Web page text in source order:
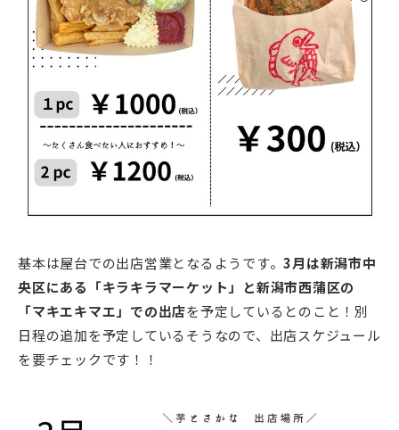
基本は屋台での出店営業となるようです。3月は新潟市中
央区にある「キラキラマーケット」と新潟市西蒲区の
「マキエキマエ」での出店を予定しているとのこと！別
日程の追加を予定しているそうなので、出店スケジュール
を要チェックです！！